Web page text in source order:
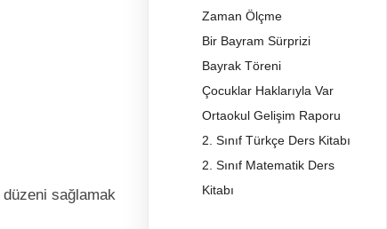
sağlamak
Zaman Ölçme
Bir Bayram Sürprizi
Bayrak Töreni
Çocuklar Haklarıyla Var
Ortaokul Gelişim Raporu
2. Sınıf Türkçe Ders Kitabı
2. Sınıf Matematik Ders
Kitabı